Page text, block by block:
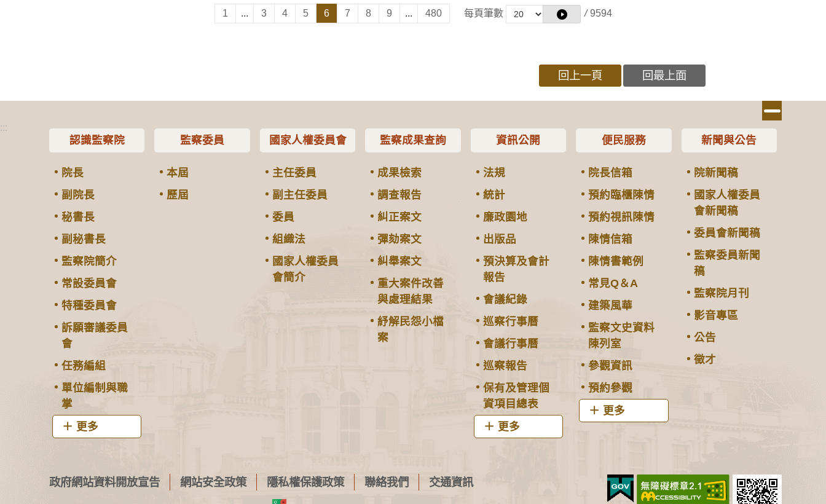
1 ... 3 4 5 6 7 8 9 ... 480 每頁筆數 / 9594
回上一頁 回最上面
:::
認識監察院
院長
副院長
秘書長
副秘書長
監察院簡介
常設委員會
特種委員會
訴願審議委員
會
任務編組
單位編制與職
掌
更多
監察委員
本屆
歷屆
國家人權委員會
主任委員
副主任委員
委員
組織法
國家人權委員
會簡介
監察成果查詢
成果檢索
調查報告
糾正案文
彈劾案文
糾舉案文
重大案件改善
與處理結果
紓解民怨小檔
案
資訊公開
法規
統計
廉政園地
出版品
預決算及會計
報告
會議紀錄
巡察行事曆
會議行事曆
巡察報告
保有及管理個
資項目總表
更多
便民服務
院長信箱
預約臨櫃陳情
預約視訊陳情
陳情信箱
陳情書範例
常見Q＆A
建築風華
監察文史資料
陳列室
參觀資訊
預約參觀
更多
新聞與公告
院新聞稿
國家人權委員
會新聞稿
委員會新聞稿
監察委員新聞
稿
監察院月刊
影音專區
公告
徵才
政府網站資料開放宣告 網站安全政策 隱私權保護政策 聯絡我們 交通資訊